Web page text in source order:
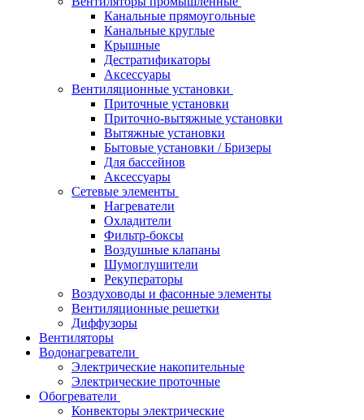
Канальные прямоугольные
Канальные круглые
Крышные
Дестратификаторы
Аксессуары
Вентиляционные установки
Приточные установки
Приточно-вытяжные установки
Вытяжные установки
Бытовые установки / Бризеры
Для бассейнов
Аксессуары
Сетевые элементы
Нагреватели
Охладители
Фильтр-боксы
Воздушные клапаны
Шумоглушители
Рекуператоры
Воздуховоды и фасонные элементы
Вентиляционные решетки
Диффузоры
Вентиляторы
Водонагреватели
Электрические накопительные
Электрические проточные
Обогреватели
Конвекторы электрические